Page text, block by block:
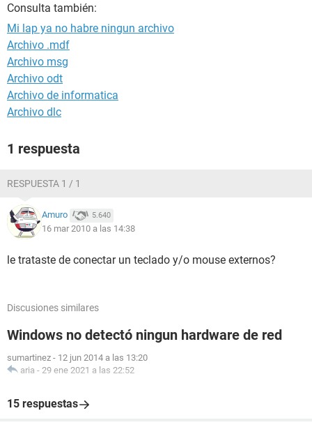
Consulta también:
Mi lap ya no habre ningun archivo
Archivo .mdf
Archivo msg
Archivo odt
Archivo de informatica
Archivo dlc
1 respuesta
RESPUESTA 1 / 1
Amuro 5.640
16 mar 2010 a las 14:38
le trataste de conectar un teclado y/o mouse externos?
Discusiones similares
Windows no detectó ningun hardware de red
sumartinez - 12 jun 2014 a las 13:20
aria - 29 ene 2021 a las 22:52
15 respuestas